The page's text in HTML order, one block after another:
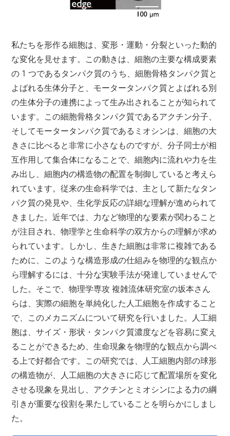
私たちを形作る細胞は、変形・運動・分裂といった動的
な変化を見せます。この動きは、細胞の主要な構成要素
の 1 つであるタンパク質のうち、細胞骨格タンパク質と
よばれる生体分子と、モータータンパク質とよばれる別
の生体分子の連携によって生み出されることが知られて
います。この細胞骨格タンパク質であるアクチン分子、
そしてモータータンパク質であるミオシンは、細胞の大
きさに比べると非常に小さなものですが、分子同士が相
互作用して集合体になることで、細胞内に流れや力を生
み出し、細胞内の構造物の配置を制御していると考えら
れています。従来の生命科学では、主として新たなタン
パク質の発見や、生化学反応の詳細な理解が進められて
きました。近年では、力など物理的な要素が関わること
が注目され、物理学と生命科学の双方からの理解が求め
られています。しかし、生きた細胞は非常に複雑である
ために、このような構造形成の仕組みを物理的な観点か
ら理解するには、十分な実験手法が発達していませんで
した。そこで、物理学専攻 複雑流体研究室の坂本さん
らは、実際の細胞を単純化した人工細胞を作成すること
で、このメカニズムについて研究を行いました。人工細
胞は、サイズ・形状・タンパク質濃度などを容易に変え
ることができるため、生命現象を物理的な観点から調べ
る上で好都合です。この研究では、人工細胞内部の球形
の構造物が、人工細胞の大きさに応じて配置場所を変化
させる現象を見出し、アクチンとミオシンによる力の綱
引きが重要な役割を果たしていることを明らかにしまし
た。